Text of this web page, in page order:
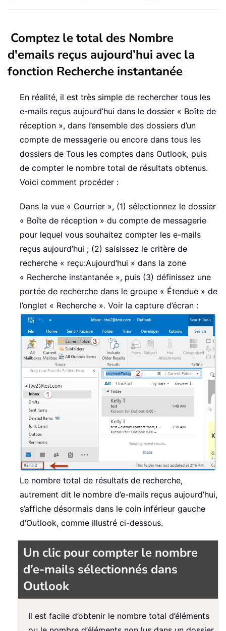
Comptez le total des Nombre
d'emails reçus aujourd’hui avec la
fonction Recherche instantanée
En réalité, il est très simple de rechercher tous les
e-mails reçus aujourd’hui dans le dossier « Boîte de
réception », dans l’ensemble des dossiers d’un
compte de messagerie ou encore dans tous les
dossiers de Tous les comptes dans Outlook, puis
de compter le nombre total de résultats obtenus.
Voici comment procéder :
Dans la vue « Courrier », (1) sélectionnez le dossier
« Boîte de réception » du compte de messagerie
pour lequel vous souhaitez compter les e-mails
reçus aujourd’hui ; (2) saisissez le critère de
recherche « reçu:Aujourd’hui » dans la zone
« Recherche instantanée », puis (3) définissez une
portée de recherche dans le groupe « Étendue » de
l’onglet « Recherche ». Voir la capture d’écran :
Le nombre total de résultats de recherche,
autrement dit le nombre d’e-mails reçus aujourd’hui,
s’affiche désormais dans le coin inférieur gauche
d’Outlook, comme illustré ci-dessous.
Un clic pour compter le nombre
d’e-mails sélectionnés dans
Outlook
Il est facile d’obtenir le nombre total d’éléments